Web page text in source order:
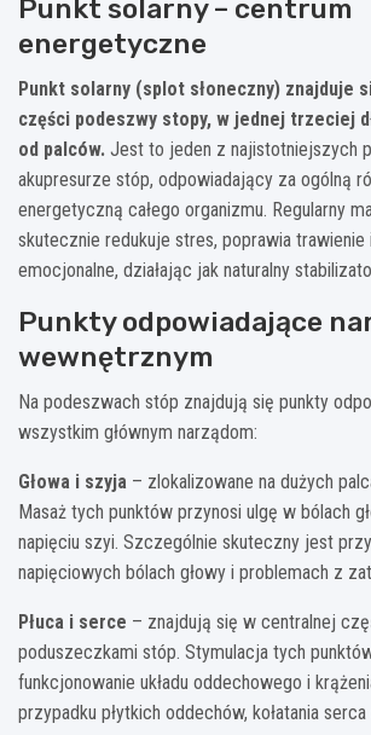
Punkt solarny – centrum
energetyczne
Punkt solarny (splot słoneczny) znajduje
części podeszwy stopy, w jednej trzeciej
od palców. Jest to jeden z najistotniejszych
akupresurze stóp, odpowiadający za ogólną
energetyczną całego organizmu. Regularny
skutecznie redukuje stres, poprawia trawienie
emocjonalne, działając jak naturalny
Punkty odpowiadające
wewnętrznym
Na podeszwach stóp znajdują się punkty
wszystkim głównym narządom:
Głowa i szyja – zlokalizowane na dużych
Masaż tych punktów przynosi ulgę w bólach
napięciu szyi. Szczególnie skuteczny jest
napięciowych bólach głowy i problemach z
Płuca i serce – znajdują się w centralnej
poduszeczkami stóp. Stymulacja tych
funkcjonowanie układu oddechowego i
przypadku płytkich oddechów, kołatania